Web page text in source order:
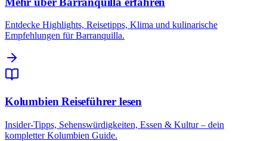
Entdecke Highlights, Reisetipps, Klima und kulinarische
Empfehlungen für Barranquilla.
Kolumbien Reiseführer lesen
Insider-Tipps, Sehenswürdigkeiten, Essen & Kultur – dein
kompletter Kolumbien Guide.